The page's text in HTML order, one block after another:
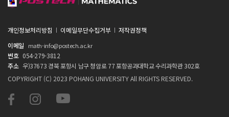
개인정보처리방침 이메일무단수집거부
저작권정책
이메일
math-info@postech.ac.kr
번호 054-279-3812
주소 우)37673 경북 포항시 남구 청암로 77 포항공과대학교 수리과학관 302호
COPYRIGHT (C) 2023 POHANG UNIVERSITY All RIGHTS RESERVED.